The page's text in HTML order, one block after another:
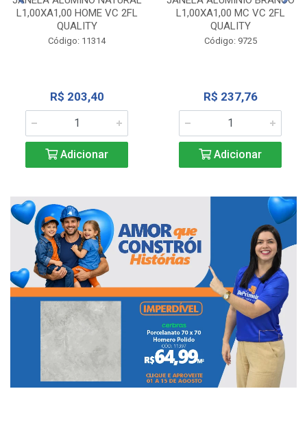
L1,00XA1,00 HOME VC 2FL
QUALITY
Código: 11314
R$ 203,40
Adicionar
L1,00XA1,00 MC VC 2FL
QUALITY
Código: 9725
R$ 237,76
Adicionar